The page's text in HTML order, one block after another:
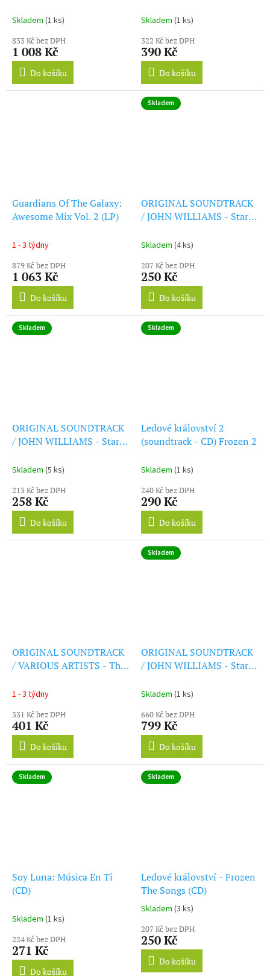
(Picture Disc) (LP)
Skladem (1 ks)
833 Kč bez DPH
1 008 Kč
Do košíku
Skladem (1 ks)
322 Kč bez DPH
390 Kč
Do košíku
Guardians Of The Galaxy:
Awesome Mix Vol. 2 (LP)
1 - 3 týdny
879 Kč bez DPH
1 063 Kč
Do košíku
Skladem
ORIGINAL SOUNDTRACK
/ JOHN WILLIAMS - Star
Phantom Menace (CD)
Skladem (4 ks)
207 Kč bez DPH
250 Kč
Do košíku
Skladem
ORIGINAL SOUNDTRACK
/ JOHN WILLIAMS - Star
Revenge Of The Sith (CD)
Skladem (5 ks)
213 Kč bez DPH
258 Kč
Do košíku
Skladem
Ledové království 2
(soundtrack - CD) Frozen 2
Skladem (1 ks)
240 Kč bez DPH
290 Kč
Do košíku
ORIGINAL SOUNDTRACK
/ VARIOUS ARTISTS - The
1 - 3 týdny
331 Kč bez DPH
401 Kč
Do košíku
Skladem
ORIGINAL SOUNDTRACK
/ JOHN WILLIAMS - Star
Last Jedi (LP)
Skladem (1 ks)
660 Kč bez DPH
799 Kč
Do košíku
Skladem
Soy Luna: Música En Ti
(CD)
Skladem (1 ks)
224 Kč bez DPH
271 Kč
Do košíku
Skladem
Ledové království - Frozen
The Songs (CD)
Průměrné
produktu
je
5,0
Skladem (3 ks)
207 Kč bez DPH
250 Kč
Do košíku